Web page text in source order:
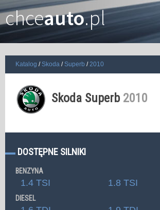
chceauto.pl
Katalog Skoda Superb 2010
Skoda Superb 2010
DOSTĘPNE SILNIKI
BENZYNA
1.4 TSI 1.8 TSI
DIESEL